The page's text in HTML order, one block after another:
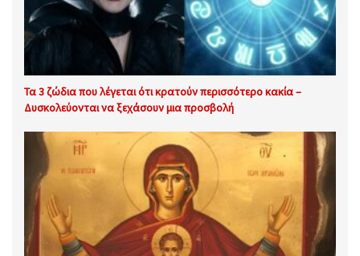
Τα 3 ζώδια που λέγεται ότι κρατούν περισσότερο κακία –
Δυσκολεύονται να ξεχάσουν μια προσβολή